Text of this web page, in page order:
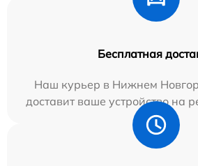
Бесплатная
Наш курьер в Нижнем
доставит ваше устройство на